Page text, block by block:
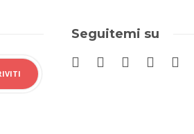
Seguitemi su